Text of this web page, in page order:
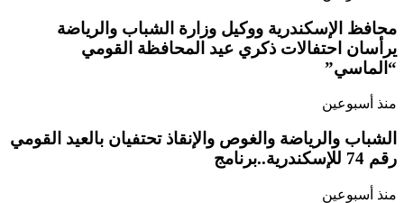
محافظ الإسكندرية ووكيل وزارة الشباب والرياضة
يرأسان احتفالات ذكري عيد المحافظة القومي
“الماسي”
منذ أسبوعين
الشباب والرياضة والغوص والإنقاذ تحتفيان بالعيد القومي
رقم 74 للإسكندرية..برنامج
منذ أسبوعين